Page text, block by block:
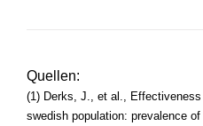
Quellen:
(1) Derks, J., et al.,
swedish population: prevalence